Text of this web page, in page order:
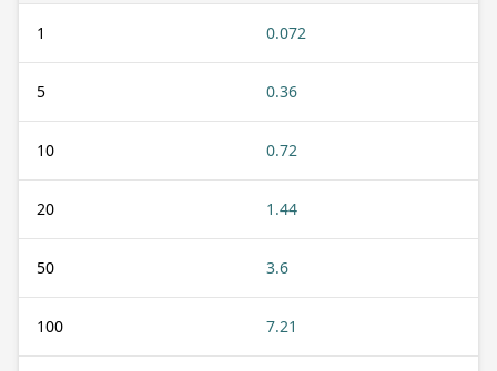
1 0.072
5 0.36
10 0.72
20 1.44
50 3.6
100 7.21